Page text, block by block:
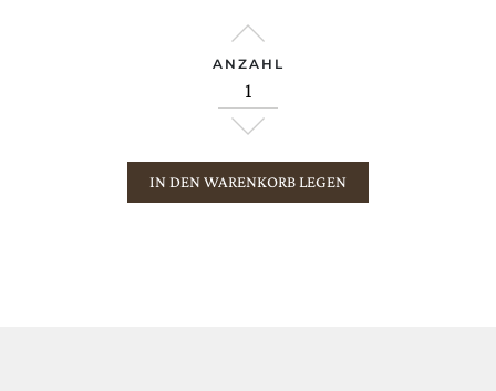
ANZAHL
IN DEN WARENKORB LEGEN